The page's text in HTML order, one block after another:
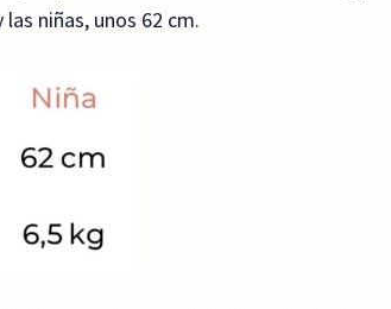
niñas, unos 62 cm.